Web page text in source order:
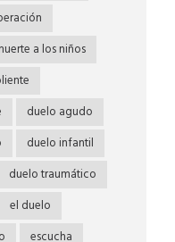
a los niños
duelo agudo
duelo infantil
duelo traumático
el duelo
escucha